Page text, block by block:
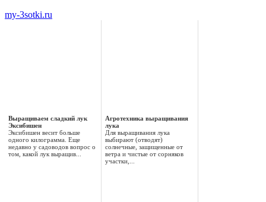
my-3sotki.ru
Выращиваем сладкий лук
Эксибишен
Эксибишен весит больше
одного килограмма. Еще
недавно у садоводов вопрос о
том, какой лук выращив...
Агротехника выращивания
лука
Для выращивания лука
выбирают (отводят)
солнечные, защищенные от
ветра и чистые от сорняков
участки,...